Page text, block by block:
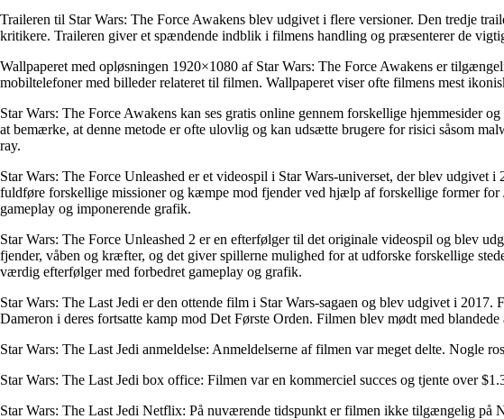
Traileren til Star Wars: The Force Awakens blev udgivet i flere versioner. Den tredje
kritikere. Traileren giver et spændende indblik i filmens handling og præsenterer de
Wallpaperet med opløsningen 1920×1080 af Star Wars: The Force Awakens er
mobiltelefoner med billeder relateret til filmen. Wallpaperet viser ofte filmens mest
Star Wars: The Force Awakens kan ses gratis online gennem forskellige hjemmesider
at bemærke, at denne metode er ofte ulovlig og kan udsætte brugere for risici såsom
ray.
Star Wars: The Force Unleashed er et videospil i Star Wars-universet, der blev
fuldføre forskellige missioner og kæmpe mod fjender ved hjælp af forskellige former
gameplay og imponerende grafik.
Star Wars: The Force Unleashed 2 er en efterfølger til det originale videospil og blev
fjender, våben og kræfter, og det giver spillerne mulighed for at udforske forskellige
værdig efterfølger med forbedret gameplay og grafik.
Star Wars: The Last Jedi er den ottende film i Star Wars-sagaen og blev udgivet i
Dameron i deres fortsatte kamp mod Det Første Orden. Filmen blev mødt med
Star Wars: The Last Jedi anmeldelse: Anmeldelserne af filmen var meget delte. Nogle
Star Wars: The Last Jedi box office: Filmen var en kommerciel succes og tjente over
Star Wars: The Last Jedi Netflix: På nuværende tidspunkt er filmen ikke tilgængelig